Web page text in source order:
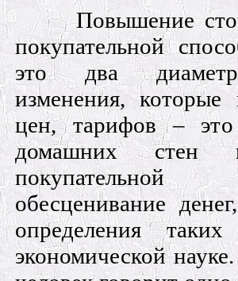
Повышение
покупательной
это два
изменения,
цен, тарифов – это
домашних стен
обесценивание
определения
экономической